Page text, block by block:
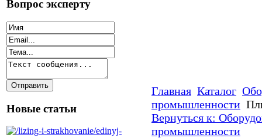
Вопрос эксперту
Новые статьи
Главная Каталог
промышленности
Вернуться к:
промышленности